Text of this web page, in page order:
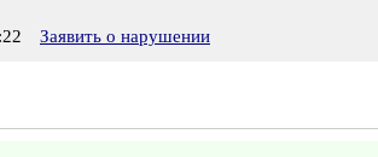
Заявить о нарушении